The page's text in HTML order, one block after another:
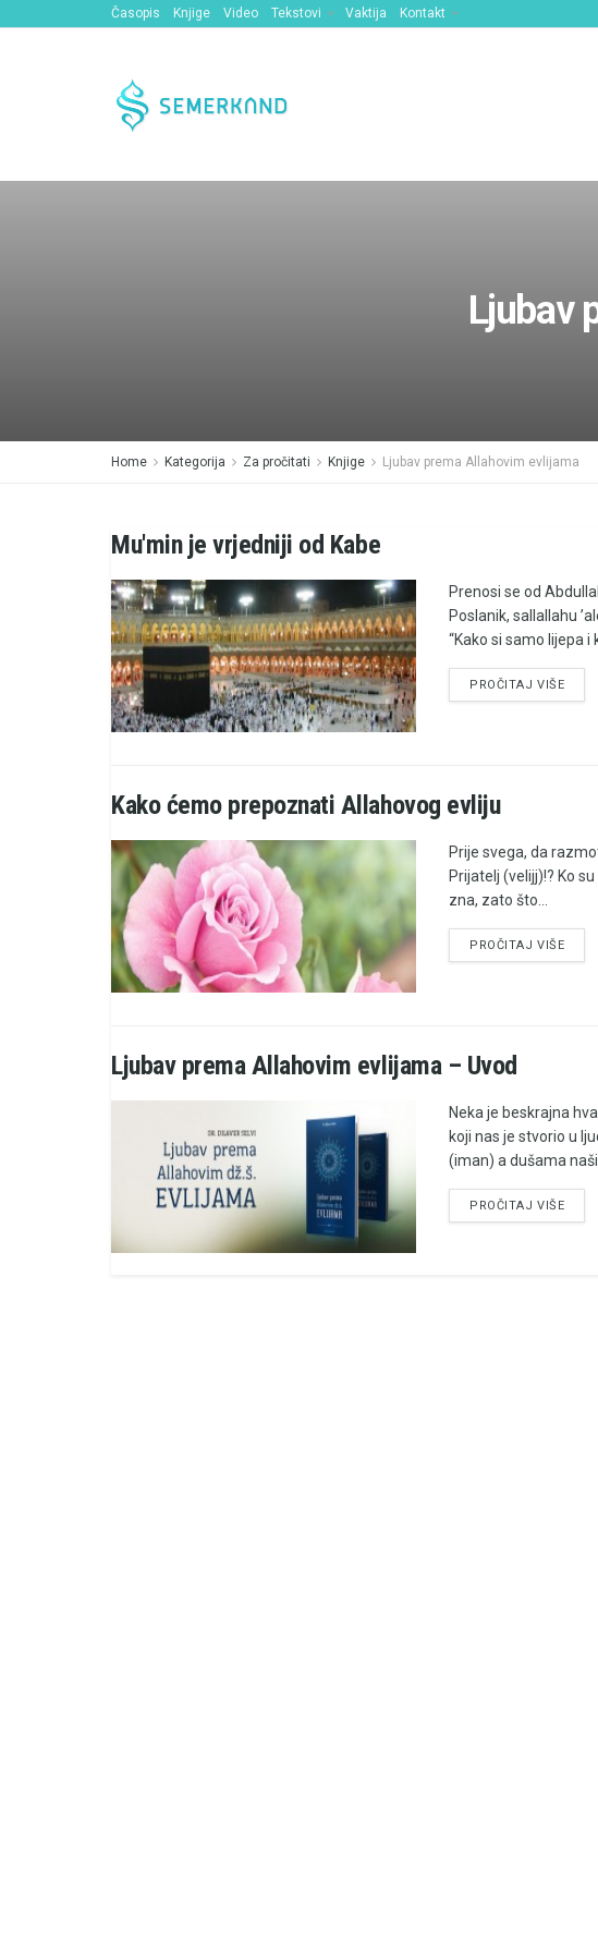
Časopis Knjige Video Tekstovi Vaktija Kontakt
Ljubav
Home Kategorija Za pročitati Knjige Ljubav prema Allahovim evlijama
Mu'min je vrjedniji od Kabe
Prenosi se od
Poslanik, sallallahu
“Kako si samo lijepa i
PROČITAJ VIŠE
Kako ćemo prepoznati Allahovog evliju
Prije svega, da
Prijatelj (velijj)!? Ko
zna, zato što...
PROČITAJ VIŠE
Ljubav prema Allahovim evlijama – Uvod
Neka je beskrajna
koji nas je stvorio u
(iman) a dušama
PROČITAJ VIŠE